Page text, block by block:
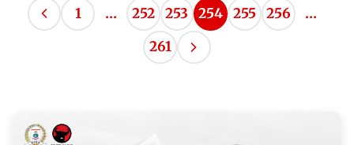
Paginasi
pos
Halaman
1 … 252 253 254 255 256
…
261
Halaman